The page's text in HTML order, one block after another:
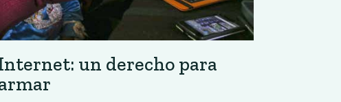
un derecho para